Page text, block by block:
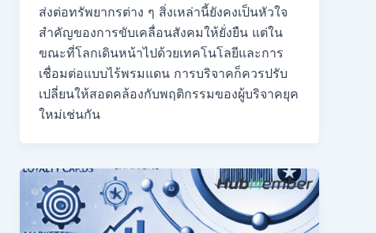
ส่งต่อทรัพยากรต่าง ๆ สิ่งเหล่านี้ยังคงเป็นหัวใจ
สำคัญของการขับเคลื่อนสังคมให้ยั่งยืน แต่ใน
ขณะที่โลกเดินหน้าไปด้วยเทคโนโลยีและการ
เชื่อมต่อแบบไร้พรมแดน การบริจาคก็ควรปรับ
เปลี่ยนให้สอดคล้องกับพฤติกรรมของผู้บริจาคยุค
ใหม่เช่นกัน